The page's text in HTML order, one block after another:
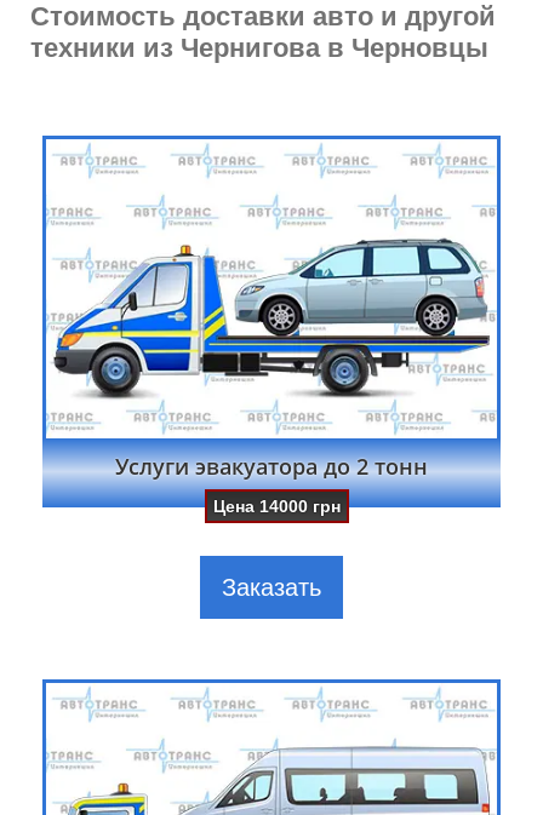
Стоимость доставки авто и другой
техники из Чернигова в Черновцы
Услуги эвакуатора до 2 тонн
Цена14000 грн
Заказать